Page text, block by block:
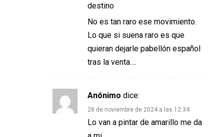
destino
No es tan raro ese movimiento.
Lo que si suena raro es que
quieran dejarle pabellón español
tras la venta….
Anónimo dice:
28 de noviembre de 2024 a las 12:34
Lo van a pintar de amarillo me da